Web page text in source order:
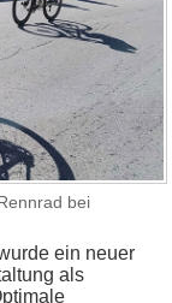
bei
ein neuer
als